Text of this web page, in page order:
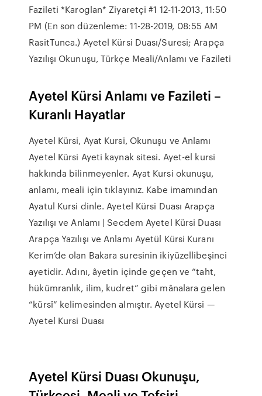
Fazileti *Karoglan* Ziyaretçi #1 12-11-2013, 11:50
PM (En son düzenleme: 11-28-2019, 08:55 AM
RasitTunca.) Ayetel Kürsi Duası/Suresi; Arapça
Yazılışı Okunuşu, Türkçe Meali/Anlamı ve Fazileti
Ayetel Kürsi Anlamı ve Fazileti –
Kuranlı Hayatlar
Ayetel Kürsi, Ayat Kursi, Okunuşu ve Anlamı
Ayetel Kürsi Ayeti kaynak sitesi. Ayet-el kursi
hakkında bilinmeyenler. Ayat Kursi okunuşu,
anlamı, meali için tıklayınız. Kabe imamından
Ayatul Kursi dinle. Ayetel Kürsi Duası Arapça
Yazılışı ve Anlamı | Secdem Ayetel Kürsi Duası
Arapça Yazılışı ve Anlamı Ayetül Kürsi Kuranı
Kerim’de olan Bakara suresinin ikiyüzellibeşinci
ayetidir. Adını, âyetin içinde geçen ve “taht,
hükümranlık, ilim, kudret” gibi mânalara gelen
“kürsî” kelimesinden almıştır. Ayetel Kürsi —
Ayetel Kursi Duası
Ayetel Kürsi Duası Okunuşu,